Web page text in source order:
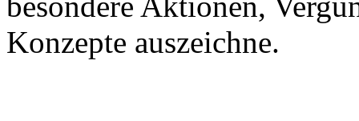
Konzepte auszeichne.